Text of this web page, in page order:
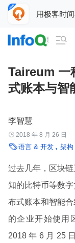
用极客时

Taireum 一
式账本与智
李智慧
 2018 年 8 月 26 日
语言 & 开发 架构
过去几年，区块
知的比特币等数
布式账本和智能
的企业开始使用
2018 年 6 月 25